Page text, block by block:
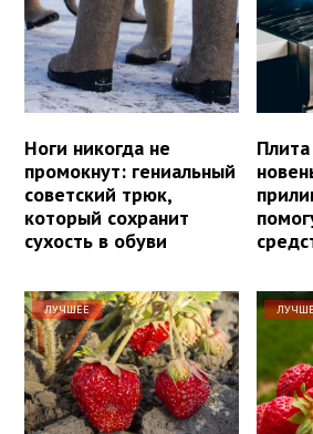
Ноги никогда не
промокнут: гениальный
советский трюк,
который сохранит
сухость в обуви
ЛУЧШЕЕ